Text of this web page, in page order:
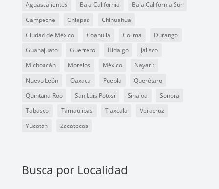
Aguascalientes Baja California
Baja California Sur
Campeche
Chiapas
Chihuahua
Ciudad de México
Coahuila Colima
Durango
Guanajuato
Guerrero Hidalgo
Jalisco
Michoacán
Morelos México
Nayarit
Nuevo León
Oaxaca Puebla
Querétaro
Quintana Roo
San Luis Potosí Sinaloa
Sonora
Tabasco
Tamaulipas Tlaxcala
Veracruz
Yucatán
Zacatecas
Busca por Localidad